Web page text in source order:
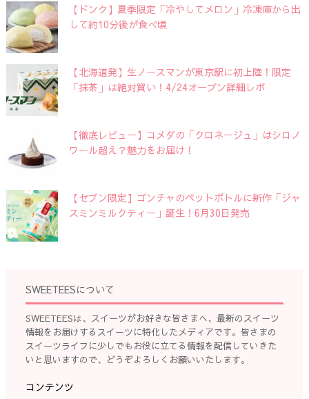
【ドンク】夏季限定「冷やしてメロン」冷凍庫から出
して約10分後が食べ頃
【北海道発】生ノースマンが東京駅に初上陸！限定
「抹茶」は絶対買い！4/24オープン詳細レポ
【徹底レビュー】コメダの「クロネージュ」はシロノ
ワール超え？魅力をお届け！
【セブン限定】ゴンチャのペットボトルに新作「ジャ
スミンミルクティー」誕生！6月30日発売
SWEETEESについて
SWEETEESは、スイーツがお好きな皆さまへ、最新のスイーツ
情報をお届けするスイーツに特化したメディアです。皆さまの
スイーツライフに少しでもお役に立てる情報を配信していきた
いと思いますので、どうぞよろしくお願いいたします。
コンテンツ